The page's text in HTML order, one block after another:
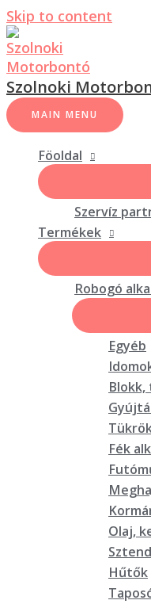
Skip to content
Szolnoki
MAIN MENU
Föoldal
Szervíz
Termékek
Robogó
Egyéb
Blokk,
Fék
Olaj,
Hűtők